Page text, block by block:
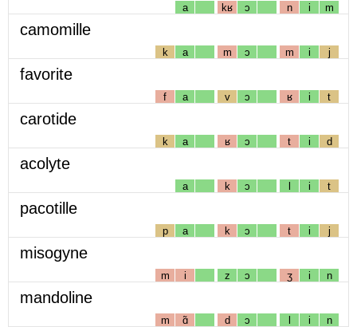
a kʁ ɔ n i m
camomille
k a m ɔ m i j
favorite
f a v ɔ ʁ i t
carotide
k a ʁ ɔ t i d
acolyte
a k ɔ l i t
pacotille
p a k ɔ t i j
misogyne
m i z ɔ ʒ i n
mandoline
m ɑ̃ d ɔ l i n